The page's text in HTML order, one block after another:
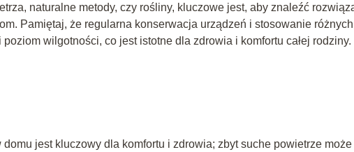
naturalne metody, czy rośliny, kluczowe jest, aby znaleźć
Pamiętaj, że regularna konserwacja urządzeń i stosowanie różnych
wilgotności, co jest istotne dla zdrowia i komfortu całej rodziny.
jest kluczowy dla komfortu i zdrowia; zbyt suche powietrze może